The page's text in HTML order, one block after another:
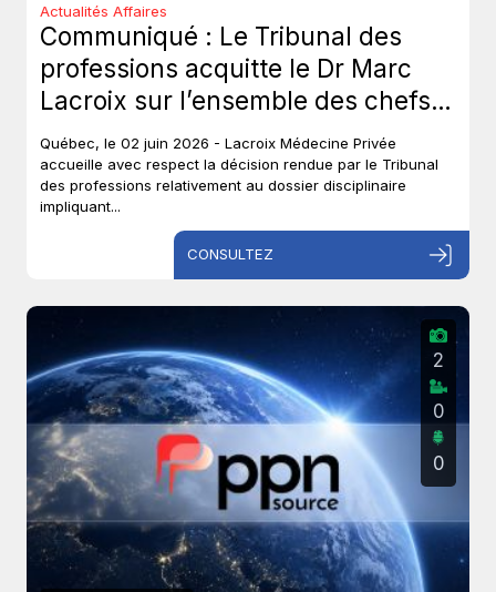
Actualités Affaires
Communiqué : Le Tribunal des
professions acquitte le Dr Marc
Lacroix sur l’ensemble des chefs
et met un terme à près de six ans
de procédures disciplinaires.
Québec, le 02 juin 2026 - Lacroix Médecine Privée
accueille avec respect la décision rendue par le Tribunal
des professions relativement au dossier disciplinaire
impliquant...
CONSULTEZ
2
0
0